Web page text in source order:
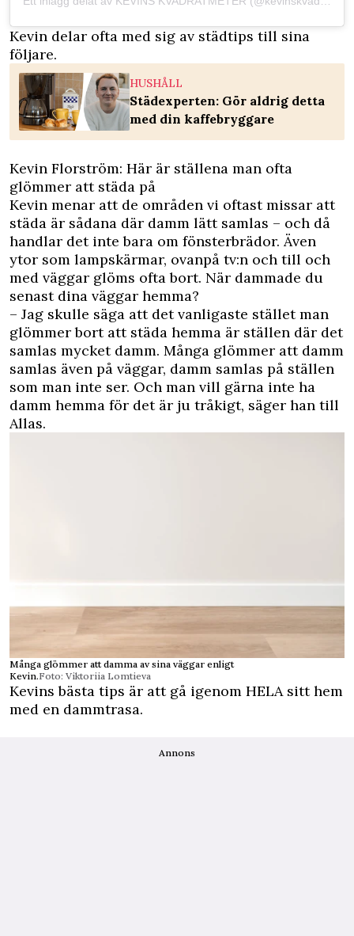
Kevin delar ofta med sig av städtips till sina
följare.
HUSHÅLL
Städexperten: Gör aldrig detta
med din kaffebryggare
Kevin Florström: Här är ställena man ofta
glömmer att städa på
Kevin menar att de områden vi oftast missar att
städa är sådana där damm lätt samlas – och då
handlar det inte bara om fönsterbrädor. Även
ytor som lampskärmar, ovanpå tv:n och till och
med väggar glöms ofta bort. När dammade du
senast dina väggar hemma?
– Jag skulle säga att det vanligaste stället man
glömmer bort att städa hemma är ställen där det
samlas mycket damm. Många glömmer att damm
samlas även på väggar, damm samlas på ställen
som man inte ser. Och man vill gärna inte ha
damm hemma för det är ju tråkigt, säger han till
Allas.
Många glömmer att damma av sina väggar enligt
Kevin.Foto: Viktoriia Lomtieva
Kevins bästa tips är att gå igenom HELA sitt hem
med en dammtrasa.
Annons